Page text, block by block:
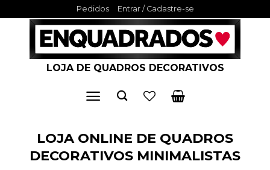
to
Pedidos Entrar / Cadastre-se
LOJA DE QUADROS DECORATIVOS
LOJA ONLINE DE QUADROS
DECORATIVOS MINIMALISTAS